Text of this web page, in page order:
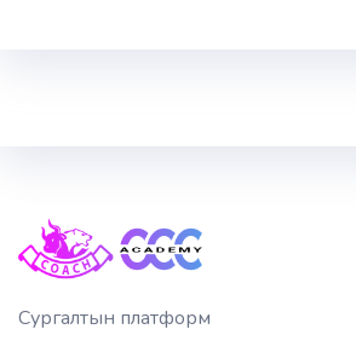
Сургалтын платформ